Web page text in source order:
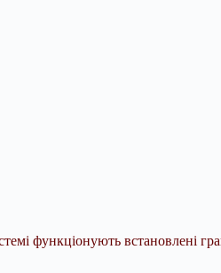
функціонують встановлені